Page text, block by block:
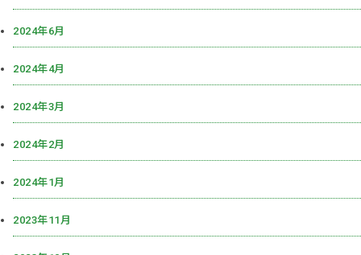
2024年6月
2024年4月
2024年3月
2024年2月
2024年1月
2023年11月